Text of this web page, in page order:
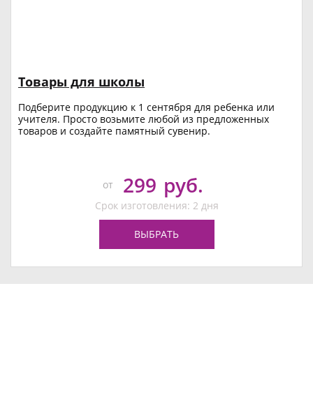
Товары для школы
Подберите продукцию к 1 сентября для ребенка или
учителя. Просто возьмите любой из предложенных
товаров и создайте памятный сувенир.
от 299 руб.
Срок изготовления: 2 дня
ВЫБРАТЬ